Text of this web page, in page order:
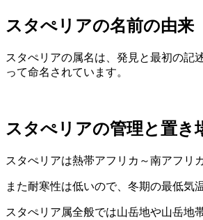
スタぺリアの名前の由来
スタぺリアの属名は、発見と最初の記
って命名されています。
スタぺリアの管理と置き
スタぺリアは熱帯アフリカ～南アフリ
また耐寒性は低いので、冬期の最低気
スタぺリア属全般では山岳地や山岳地